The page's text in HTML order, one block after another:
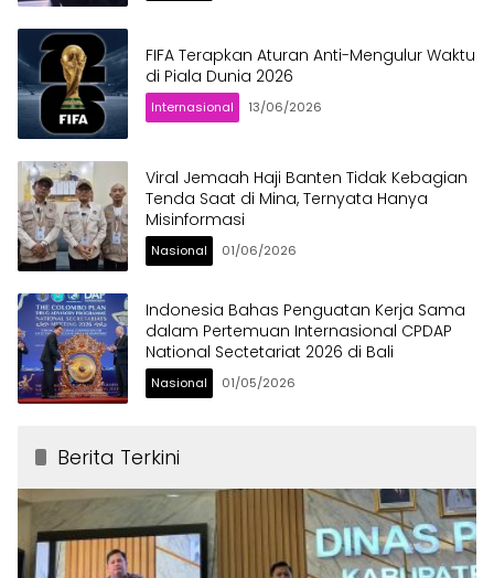
FIFA Terapkan Aturan Anti-Mengulur Waktu
di Piala Dunia 2026
Internasional 13/06/2026
Viral Jemaah Haji Banten Tidak Kebagian
Tenda Saat di Mina, Ternyata Hanya
Misinformasi
Nasional 01/06/2026
Indonesia Bahas Penguatan Kerja Sama
dalam Pertemuan Internasional CPDAP
National Sectetariat 2026 di Bali
Nasional 01/05/2026
Berita Terkini